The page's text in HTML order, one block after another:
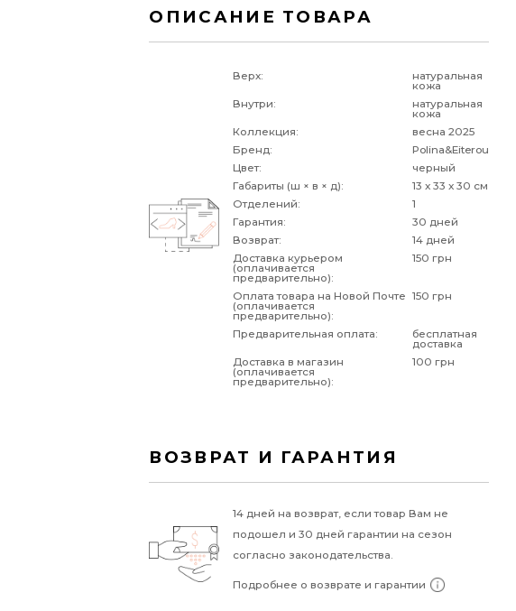
ОПИСАНИЕ ТОВАРА
Верх: натуральная
кожа
Внутри:
натуральная
кожа
Коллекция:
весна 2025
Бренд:
Polina&Eiterou
Цвет:
черный
Габариты (ш × в × д):
13 x 33 x 30 см
Отделений:
1
Гарантия:
30 дней
Возврат:
14 дней
Доставка курьером
(оплачивается
предварительно):
150 грн
Оплата товара на Новой Почте
(оплачивается
предварительно):
150 грн
Предварительная оплата: бесплатная
доставка
Доставка в магазин
(оплачивается
предварительно):
100 грн
ВОЗВРАТ И ГАРАНТИЯ
14 дней на возврат, если товар Вам не
подошел и 30 дней гарантии на сезон
согласно законодательства.
Подробнее о возврате и гарантии